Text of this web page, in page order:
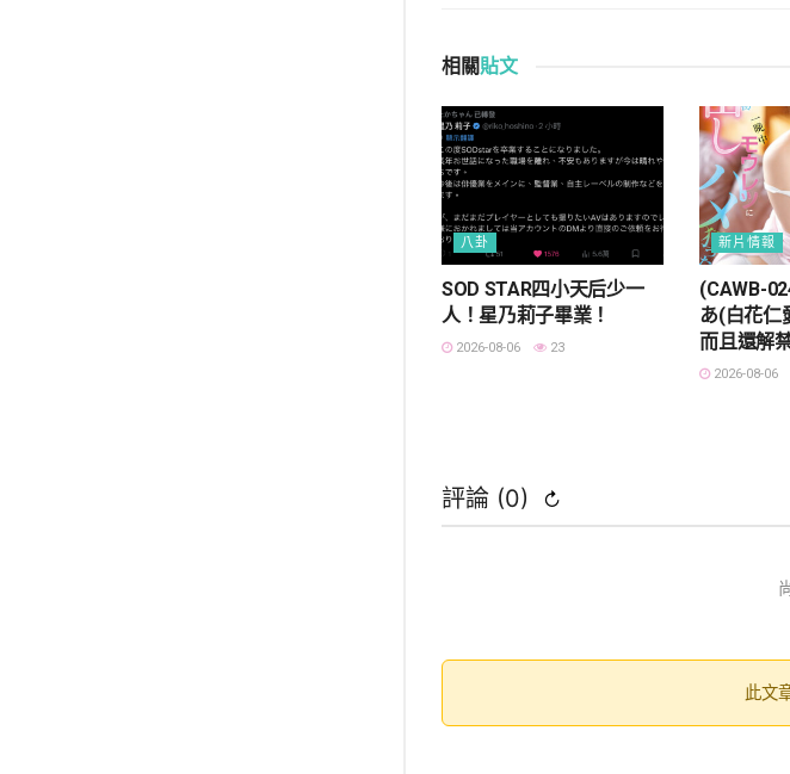
相關貼文
八卦
SOD STAR四小天后少一
人！星乃莉子畢業！
2026-08-06 23
新片情報
(CAWB-
あ(白花仁
而且還解
2026-08-06
評論 (0) ↻
此文